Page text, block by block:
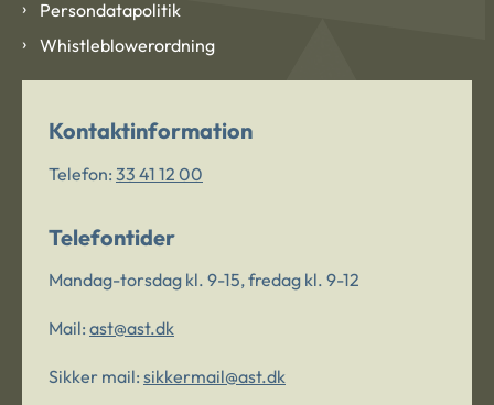
Persondatapolitik
Whistleblowerordning
Kontaktinformation
Telefon: 33 41 12 00
Telefontider
Mandag-torsdag kl. 9-15, fredag kl. 9-12
Mail: ast@ast.dk
Sikker mail: sikkermail@ast.dk